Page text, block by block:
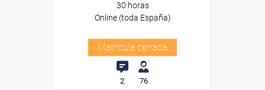
30 horas
Online (toda España)
Matrícula cerrada
2 76